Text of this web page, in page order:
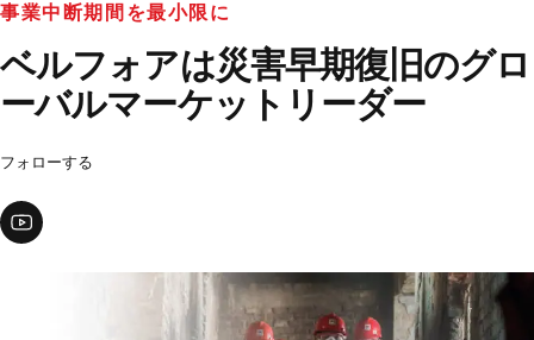
事業中断期間を最小限に
ベルフォアは災害早期復旧のグロ
ーバルマーケットリーダー
フォローする